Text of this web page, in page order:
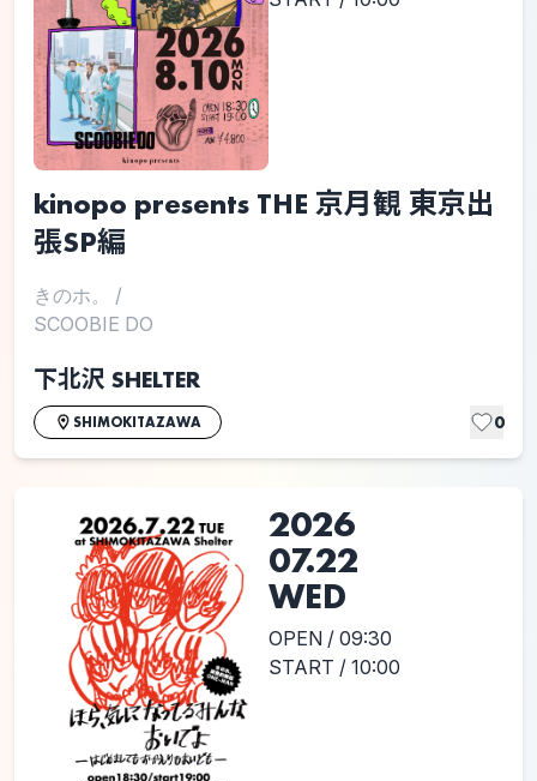
kinopo presents THE 京月観 東京出
張SP編
きのホ。 /
SCOOBIE DO
下北沢 SHELTER
SHIMOKITAZAWA 0
2026
07.22
WED
OPEN / 09:30
START / 10:00